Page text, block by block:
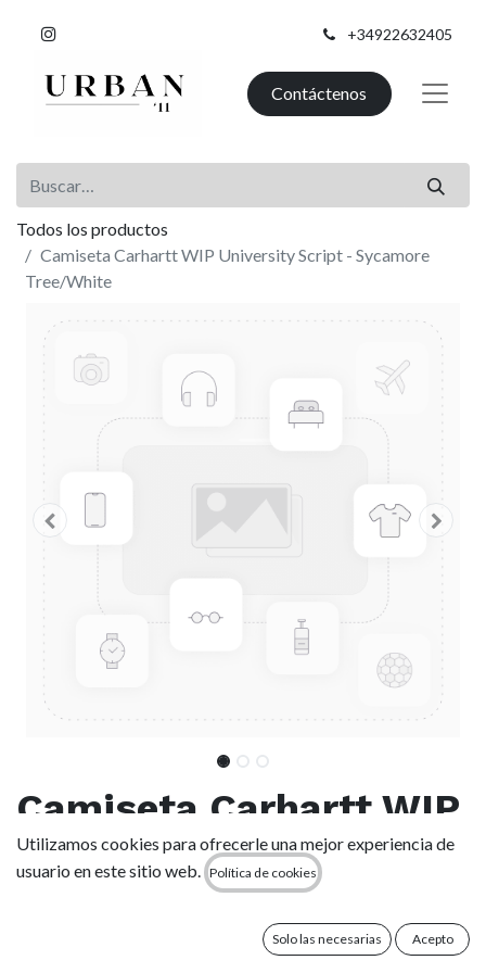
+34922632405
Contáctenos
Todos los productos
Camiseta Carhartt WIP University Script - Sycamore
Tree/White
Camiseta Carhartt WIP
University Script -
Sycamore Tree/White
Utilizamos cookies para ofrecerle una mejor experiencia de
usuario en este sitio web.
Política de cookies
Solo las necesarias Acepto